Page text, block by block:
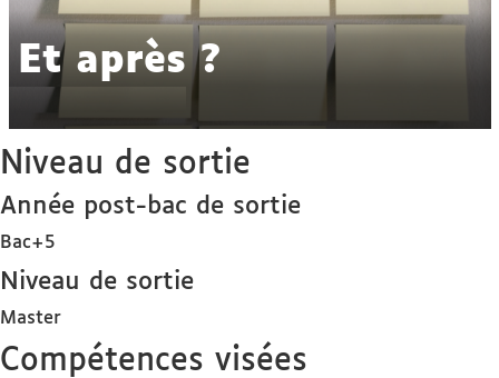
Et après ?
Niveau de sortie
Année post-bac de sortie
Bac+5
Niveau de sortie
Master
Compétences visées